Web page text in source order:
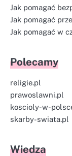
Jak pomagać
Jak pomagać
Jak pomagać w
Polecamy
religie.pl
prawoslawni.pl
koscioly-w-
skarby-swiata.pl
Wiedza